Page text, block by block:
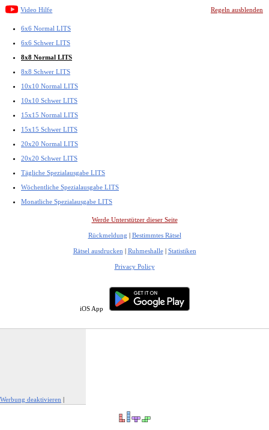
Video Hilfe Regeln ausblenden
6x6 Normal LITS
6x6 Schwer LITS
8x8 Normal LITS
8x8 Schwer LITS
10x10 Normal LITS
10x10 Schwer LITS
15x15 Normal LITS
15x15 Schwer LITS
20x20 Normal LITS
20x20 Schwer LITS
Tägliche Spezialausgabe LITS
Wöchentliche Spezialausgabe LITS
Monatliche Spezialausgabe LITS
Werde Unterstützer dieser Seite
Rückmeldung | Bestimmtes Rätsel
Rätsel ausdrucken | Ruhmeshalle| Statistiken
Privacy Policy
iOS App
Werbung deaktivieren |